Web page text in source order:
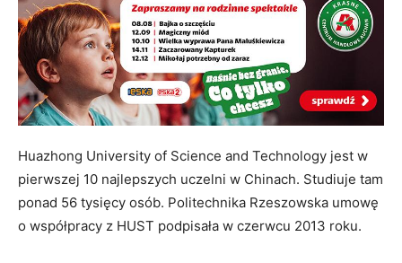
Huazhong University of Science and Technology jest w
pierwszej 10 najlepszych uczelni w Chinach. Studiuje tam
ponad 56 tysięcy osób. Politechnika Rzeszowska umowę
o współpracy z HUST podpisała w czerwcu 2013 roku.